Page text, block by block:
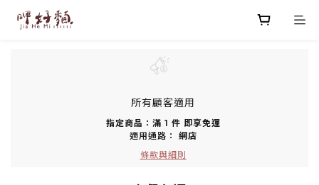
所有顧客適用
指定商品：滿 1 件 即享免運
適用通路： 網店
條款與細則